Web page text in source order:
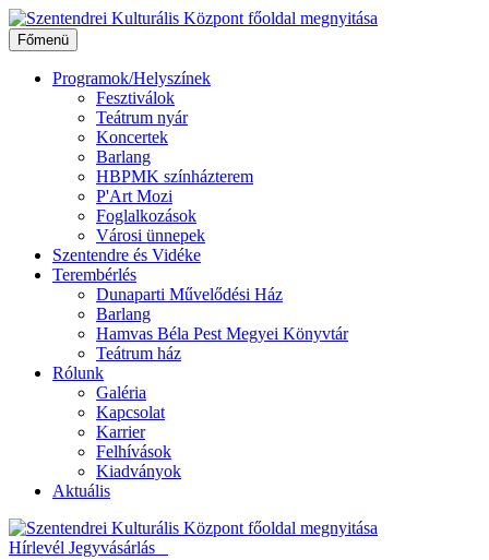
Ugrás
a
tartalomhoz
Főmenü
Programok/Helyszínek
Fesztiválok
Teátrum nyár
Koncertek
Barlang
HBPMK színházterem
P'Art Mozi
Foglalkozások
Városi ünnepek
Szentendre és Vidéke
Terembérlés
Dunaparti Művelődési Ház
Barlang
Hamvas Béla Pest Megyei Könyvtár
Teátrum ház
Rólunk
Galéria
Kapcsolat
Karrier
Felhívások
Kiadványok
Aktuális
Hírlevél Jegyvásárlás